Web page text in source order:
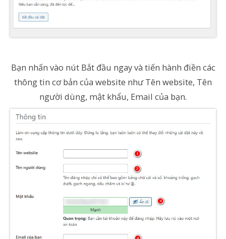
Bạn nhấn vào nút Bắt đầu ngay và tiến hành điền các
thông tin cơ bản của website như Tên website, Tên
người dùng, mật khẩu, Email của bạn.